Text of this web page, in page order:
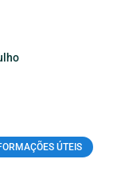
ÚTEIS